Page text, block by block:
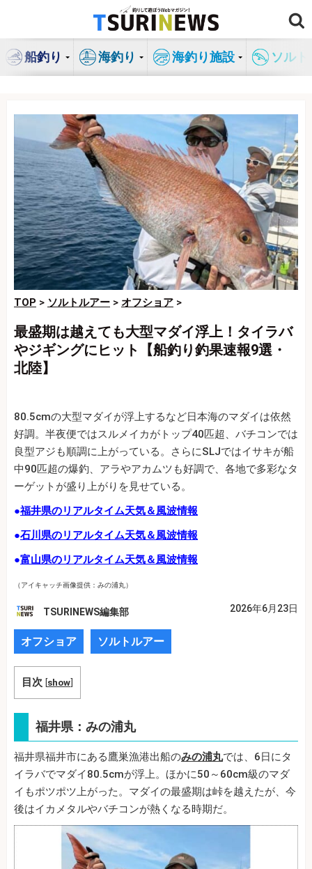
ン
船釣り 海釣り 海釣り施設 ソル
TOP > ソルトルアー > オフショア >
最盛期は越えても大型マダイ浮上！タイラバ
やジギングにヒット【船釣り釣果速報9選・
北陸】
80.5cmの大型マダイが浮上するなど日本海のマダイは依然
好調。半夜便ではスルメイカがトップ40匹超、バチコンでは
良型アジも順調に上がっている。さらにSLJではイサキが船
中90匹超の爆釣、アラやアカムツも好調で、各地で多彩なタ
ーゲットが盛り上がりを見せている。
●福井県のリアルタイム天気＆風波情報
●石川県のリアルタイム天気＆風波情報
●富山県のリアルタイム天気＆風波情報
（アイキャッチ画像提供：みの浦丸）
TSURINEWS編集部 2026年6月23日
オフショア ソルトルアー
目次 [show]
福井県：みの浦丸
福井県福井市にある鷹巣漁港出船のみの浦丸では、6日にタ
イラバでマダイ80.5cmが浮上。ほかに50～60cm級のマダ
イもポツポツ上がった。マダイの最盛期は峠を越えたが、今
後はイカメタルやバチコンが熱くなる時期だ。